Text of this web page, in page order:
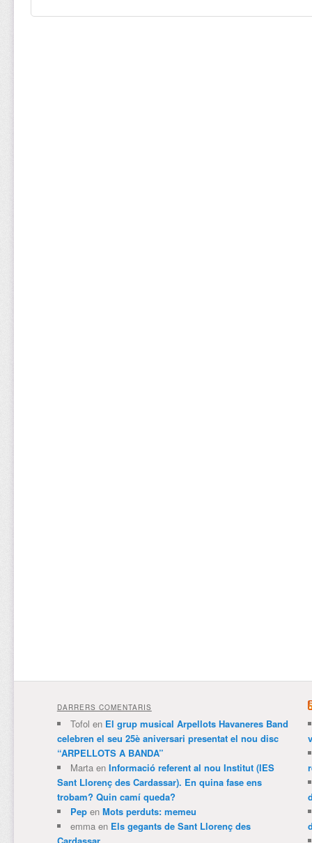
DARRERS COMENTARIS
Tofol en El grup musical Arpellots Havaneres Band
celebren el seu 25è aniversari presentat el nou disc
“ARPELLOTS A BANDA”
Martaen Informació referent al nou Institut (IES
Sant Llorenç des Cardassar). En quina fase ens
trobam? Quin camí queda?
Pepen Mots perduts: memeu
emmaen Els gegants de Sant Llorenç des